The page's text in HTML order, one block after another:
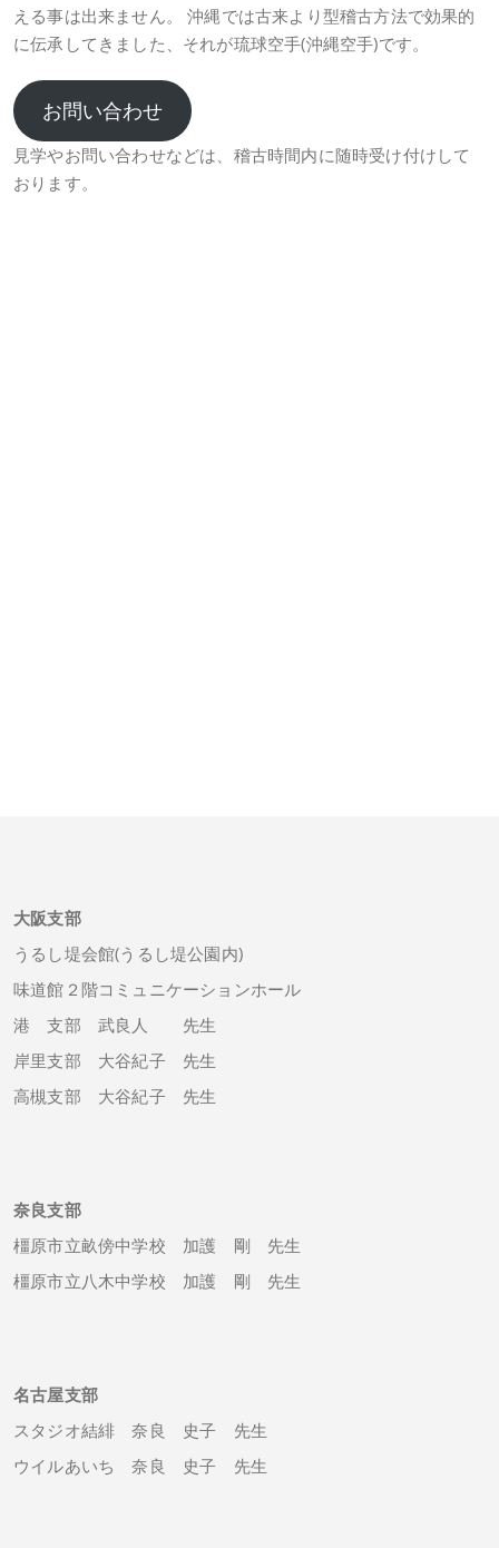
える事は出来ません。 沖縄では古来より型稽古方法で効果的
に伝承してきました、それが琉球空手(沖縄空手)です。
お問い合わせ
見学やお問い合わせなどは、稽古時間内に随時受け付けして
おります。
大阪支部
うるし堤会館(うるし堤公園内)
味道館２階コミュニケーションホール
港 支部 武良人 先生
岸里支部 大谷紀子 先生
高槻支部 大谷紀子 先生
奈良支部
橿原市立畝傍中学校 加護 剛 先生
橿原市立八木中学校 加護 剛 先生
名古屋支部
スタジオ結緋 奈良 史子 先生
ウイルあいち 奈良 史子 先生